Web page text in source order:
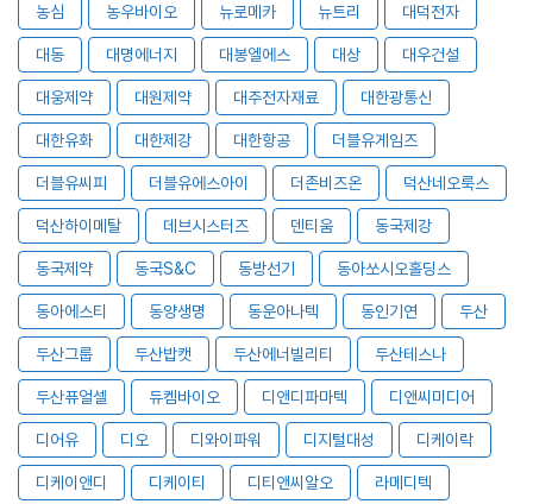
농심 농우바이오 뉴로메카 뉴트리 대덕전자
대동 대명에너지 대봉엘에스 대상 대우건설
대웅제약 대원제약 대주전자재료 대한광통신
대한유화 대한제강 대한항공 더블유게임즈
더블유씨피 더블유에스아이 더존비즈온 덕산네오룩스
덕산하이메탈 데브시스터즈 덴티움 동국제강
동국제약 동국S&C 동방선기 동아쏘시오홀딩스
동아에스티 동양생명 동운아나텍 동인기연 두산
두산그룹 두산밥캣 두산에너빌리티 두산테스나
두산퓨얼셀 듀켐바이오 디앤디파마텍 디앤씨미디어
디어유 디오 디와이파워 디지털대성 디케이락
디케이앤디 디케이티 디티앤씨알오 라메디텍